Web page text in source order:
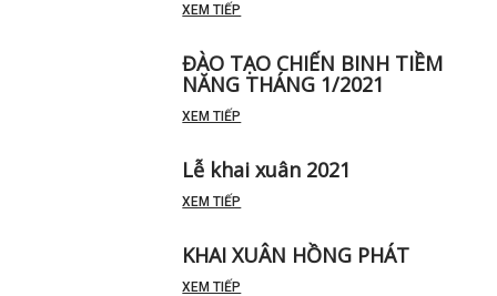
XEM TIẾP
ĐÀO TẠO CHIẾN BINH TIỀM
NĂNG THÁNG 1/2021
XEM TIẾP
Lễ khai xuân 2021
XEM TIẾP
KHAI XUÂN HỒNG PHÁT
XEM TIẾP